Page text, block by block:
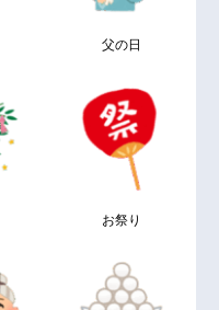
父の日
お祭り